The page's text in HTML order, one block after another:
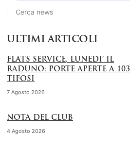
ULTIMI ARTICOLI
FLATS SERVICE, LUNEDI’ IL
RADUNO: PORTE APERTE A 103
TIFOSI
7 Agosto 2026
NOTA DEL CLUB
4 Agosto 2026